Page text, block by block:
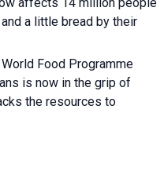
a little bread by their
World Food Programme
is now in the grip of
the resources to